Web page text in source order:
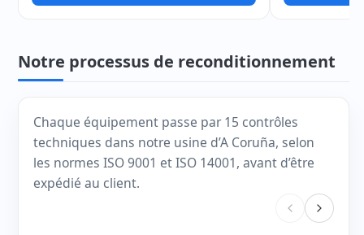
Notre processus de reconditionnement
Chaque équipement passe par 15 contrôles
techniques dans notre usine d’A Coruña, selon
les normes ISO 9001 et ISO 14001, avant d’être
expédié au client.